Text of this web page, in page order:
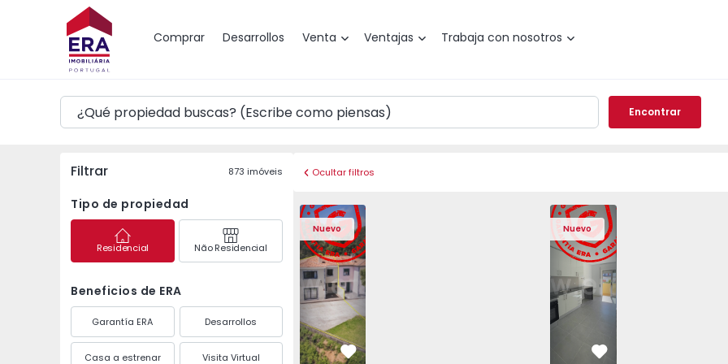
Comprar Desarrollos Venta Ventajas Trabaja con nosotros
Mapa
Encontrar
Filtrar 873 imóveis
Tipo de propiedad
Residencial Não Residencial
Beneficios de ERA
Garantía ERA Desarrollos
Casa a estrenar Visita Virtual
Ocultar filtros
Nuevo
Vivienda Pareada T3 Angra do Heroísmo, São Mateus da Calheta - 1575310 - 40
Vivienda Pareada T3 Angra do Heroísmo, São Mateus da Calheta -
Vivienda Pareada T3 Angra do Heroísmo, São Mateus da
Vivienda Pareada T3 Angra do Heroísmo, São
Vivienda Pareada T3 Angra do
Vivienda Pareada T3
Vivienda
Favorito
Nuevo
Apartamento T2 Seixal, Amora - 1575805
Apartamento T2 Seixal,
Apartamento T2
Favorito